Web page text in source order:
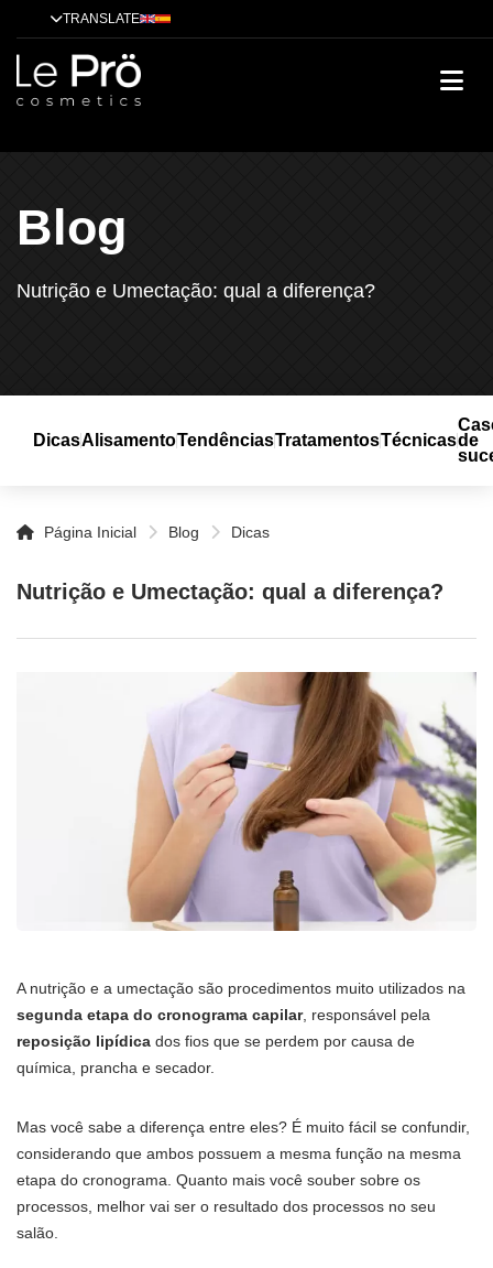
TRANSLATE
Blog
Nutrição e Umectação: qual a diferença?
DicasAlisamentoTendênciasTratamentosTécnicasde
Página Inicial Blog Dicas
Nutrição e Umectação: qual a diferença?
A nutrição e a umectação são procedimentos muito utilizados na
segunda etapa do cronograma capilar, responsável pela
reposição lipídica dos fios que se perdem por causa de
química, prancha e secador.
Mas você sabe a diferença entre eles? É muito fácil se confundir,
considerando que ambos possuem a mesma função na mesma
etapa do cronograma. Quanto mais você souber sobre os
processos, melhor vai ser o resultado dos processos no seu
salão.